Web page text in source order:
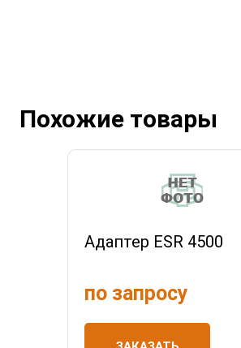
Похожие товары
Адаптер ESR 4500
по запросу